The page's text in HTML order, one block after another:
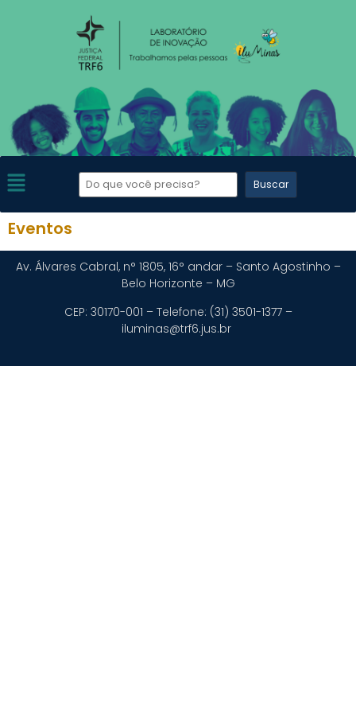
Eventos
Av. Álvares Cabral, n° 1805, 16° andar – Santo Agostinho –
Belo Horizonte – MG
CEP: 30170-001 – Telefone: (31) 3501-1377 –
iluminas@trf6.jus.br